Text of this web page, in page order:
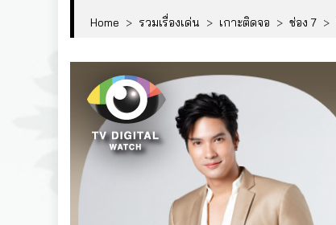
Home > รวมเรื่องเด่น > เกาะติดจอ > ช่อง 7 >